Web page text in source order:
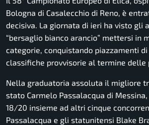
Bologna di Casalecchio di Reno, è
decisiva. La giornata di ieri ha visto gli
“bersaglio bianco arancio” mettersi in
categorie, conquistando piazzamenti
classifiche provvisorie al termine delle
Nella graduatoria assoluta il migliore
stato Carmelo Passalacqua di
18/20 insieme ad altri cinque
Passalacqua e gli statunitensi Blake